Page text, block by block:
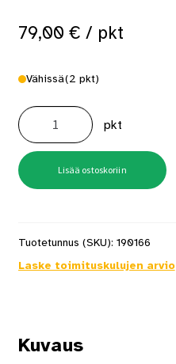
79,00 € / pkt
Vähissä(2 pkt)
M15BAB
10x31,8mm
Hakanen
10000
kpl/pkt
määrä
pkt
Lisää ostoskoriin
Tuotetunnus (SKU): 190166
Laske toimituskulujen arvio
Kuvaus